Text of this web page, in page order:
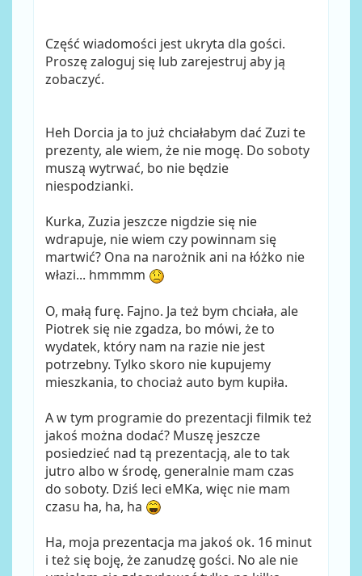
Część wiadomości jest ukryta dla gości.
Proszę zaloguj się lub zarejestruj aby ją
zobaczyć.
Heh Dorcia ja to już chciałabym dać Zuzi te
prezenty, ale wiem, że nie mogę. Do soboty
muszą wytrwać, bo nie będzie
niespodzianki.
Kurka, Zuzia jeszcze nigdzie się nie
wdrapuje, nie wiem czy powinnam się
martwić? Ona na narożnik ani na łóżko nie
włazi... hmmmm
O, małą furę. Fajno. Ja też bym chciała, ale
Piotrek się nie zgadza, bo mówi, że to
wydatek, który nam na razie nie jest
potrzebny. Tylko skoro nie kupujemy
mieszkania, to chociaż auto bym kupiła.
A w tym programie do prezentacji filmik też
jakoś można dodać? Muszę jeszcze
posiedzieć nad tą prezentacją, ale to tak
jutro albo w środę, generalnie mam czas
do soboty. Dziś leci eMKa, więc nie mam
czasu ha, ha, ha
Ha, moja prezentacja ma jakoś ok. 16 minut
i też się boję, że zanudzę gości. No ale nie